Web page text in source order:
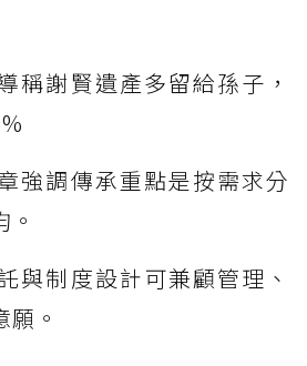
稱謝賢遺產多留給孫子，
強調傳承重點是按需求分
與制度設計可兼顧管理、
。